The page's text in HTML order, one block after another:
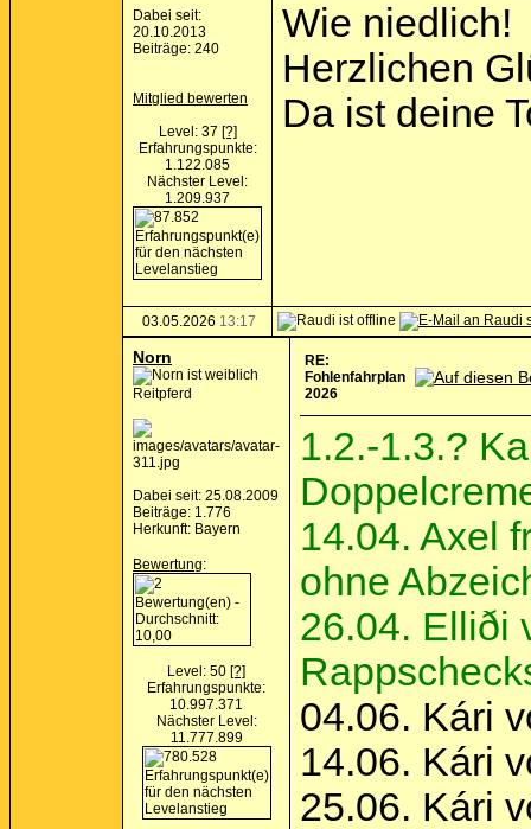
Dabei seit:
20.10.2013
Beiträge: 240
Mitglied bewerten
Level: 37 [?]
Erfahrungspunkte:
1.122.085
Nächster Level:
1.209.937
Wie niedlich!
Herzlichen
Da ist deine
03.05.2026 13:17
Norn
Reitpferd
Dabei seit: 25.08.2009
Beiträge: 1.776
Herkunft: Bayern
Bewertung:
Level: 50 [?]
Erfahrungspunkte:
10.997.371
Nächster Level:
11.777.899
RE:
Fohlenfahrplan
2026
1.2.-1.3.?
14.04. Axel
ohne
26.04. Elliði
04.06. Kári
14.06. Kári
25.06. Kári